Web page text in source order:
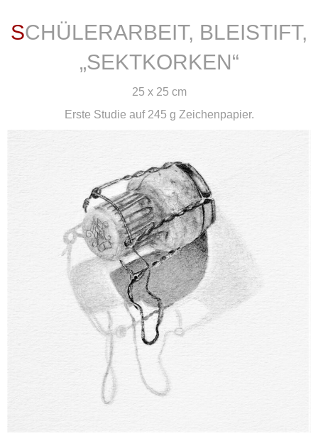
SCHÜLERARBEIT, BLEISTIFT,
„SEKTKORKEN“
25 x 25 cm
Erste Studie auf 245 g Zeichenpapier.